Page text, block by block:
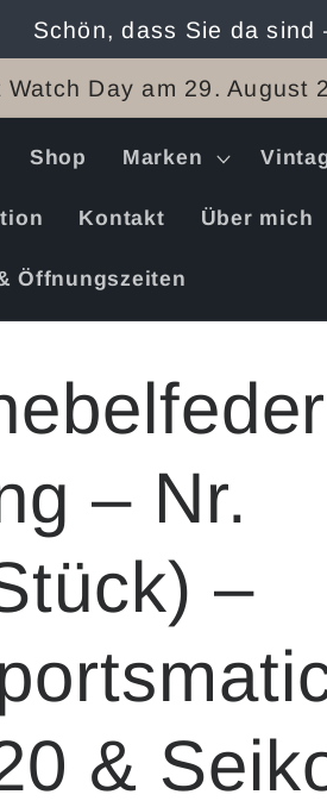
Schön, dass Sie da sind
Day am 29. August
Shop Marken
Kontakt Über mich
Öffnungszeiten
– Nr.
–
&